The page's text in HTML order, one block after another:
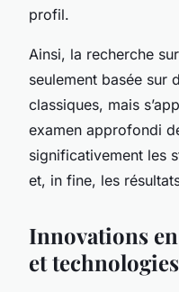
profil.
Ainsi, la recherche
seulement basée sur
classiques, mais
examen approfondi
significativement les
et, in fine, les
Innovations
et